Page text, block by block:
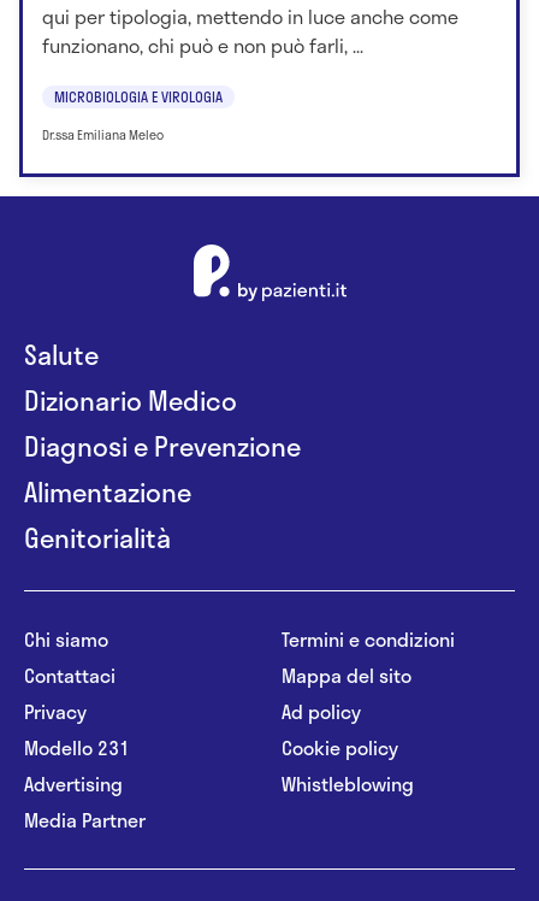
qui per tipologia, mettendo in luce anche come
funzionano, chi può e non può farli, ...
MICROBIOLOGIA E VIROLOGIA
Dr.ssa Emiliana Meleo
Salute
Dizionario Medico
Diagnosi e Prevenzione
Alimentazione
Genitorialità
Chi siamo
Contattaci
Privacy
Modello 231
Advertising
Media Partner
Termini e condizioni
Mappa del sito
Ad policy
Cookie policy
Whistleblowing